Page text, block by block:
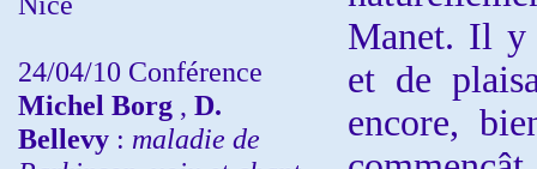
24/04/10 Conférence
Michel Borg , D.
Bellevy : maladie de
Manet. Il y
et de
encore,